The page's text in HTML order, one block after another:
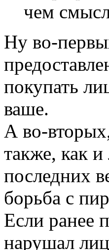
чем
Ну во-
покупать
ваше.
А во-
также, как
последних
борьба с
Если ранее
нарушал